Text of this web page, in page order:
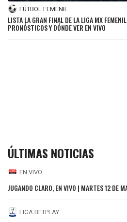
FÚTBOL FEMENIL
LISTA LA GRAN FINAL DE LA LIGA MX
PRONÓSTICOS Y DÓNDE VER EN VIVO
ÚLTIMAS NOTICIAS
EN VIVO
JUGANDO CLARO, EN VIVO | MARTES 12 DE
LIGA BETPLAY